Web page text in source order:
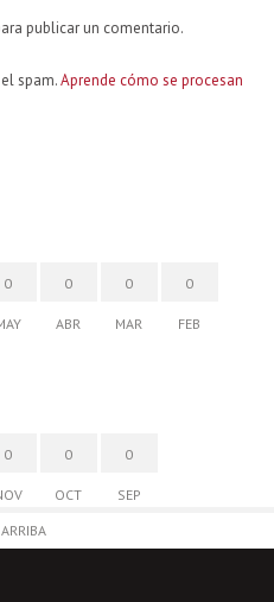
publicar un comentario.
spam.Aprende cómo se procesan
0 0
ABR
0
MAR
0
FEB
0 0
OCT
0
SEP